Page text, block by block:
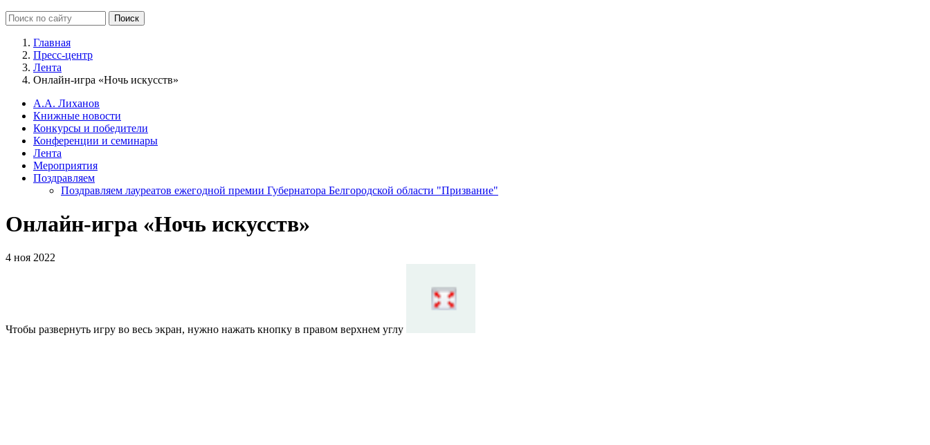
Главная
Пресс-центр
Лента
Онлайн-игра «Ночь искусств»
А.А. Лиханов
Книжные новости
Конкурсы и победители
Конференции и семинары
Лента
Мероприятия
Поздравляем
Поздравляем лауреатов ежегодной премии Губернатора Белгородской области "Призвание"
Онлайн-игра «Ночь искусств»
4 ноя 2022
Чтобы развернуть игру во весь экран, нужно нажать кнопку в правом верхнем углу